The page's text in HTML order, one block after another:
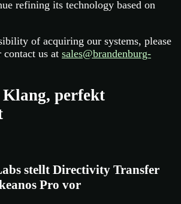
refining its technology based on
of acquiring our systems, please
contact us at sales@brandenburg-
perfekt
stellt Directivity Transfer
Pro vor